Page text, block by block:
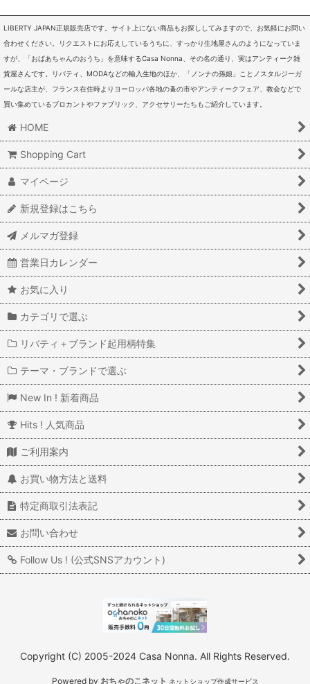
LIBERTY JAPAN正規販売店です。サイト上にない商品もお探ししてみますので、お気軽にお問い
合わせください。リクエストにお応えしているうちに、すっかり生地屋さんのようになっていま
すが、「おばあちゃんのおうち」を意味するCasa Nonna、その名の通り、実はアンティーク雑
貨屋さんです。リバティ、MODAなどの輸入生地のほか、「ノンナの孫娘」ことノスタルジーガ
ールな店主が、フランス在住時よりヨーロッパ各地の蚤の市やアンティークフェア、教会などで
買い集めているブロカントやファブリック、アクセサリーたちもご紹介しています。
HOME
Shopping Cart
マイページ
新規登録はこちら
メルマガ登録
営業日カレンダー
お気に入り
カテゴリで選ぶ
リバティ＋ブランド起用柄特集
テーマ・ブランドで選ぶ
New In ! 新着商品
Hits ! 人気商品
ご利用案内
お買い物方法と送料
特定商取引法表記
お問い合わせ
Follow Us ! (公式SNSアカウント)
Copyright (C) 2005-2024 Casa Nonna. All Rights Reserved.
Powered by おちゃのこネット ネットショップ作成サービス